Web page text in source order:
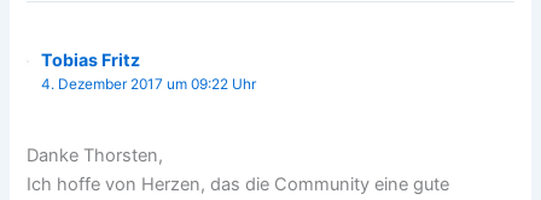
Tobias Fritz
4. Dezember 2017 um 09:22 Uhr
Danke Thorsten,
Ich hoffe von Herzen, das die Community eine gute